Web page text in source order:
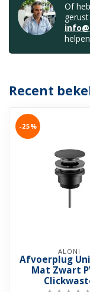
Of
Recent
-25%
ALONI
Afvoerplug
Mat Zwart